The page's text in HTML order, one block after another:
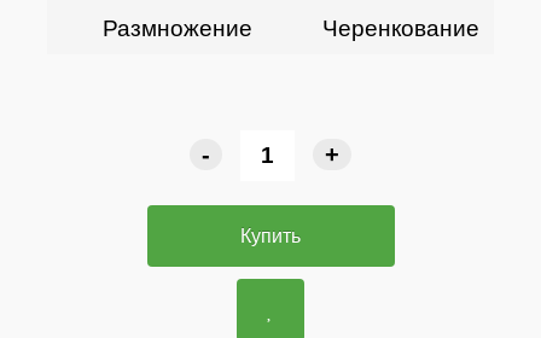
Размножение Черенкование
- +
Купить